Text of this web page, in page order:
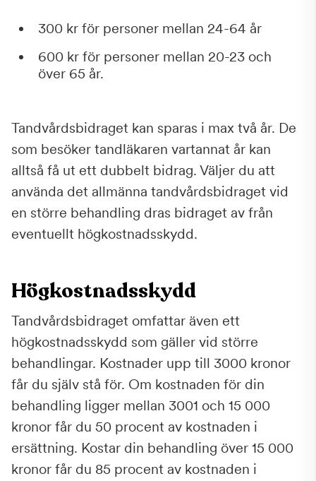
300 kr för personer mellan 24-64 år
600 kr för personer mellan 20-23 och
över 65 år.
Tandvårdsbidraget kan sparas i max två år. De
som besöker tandläkaren vartannat år kan
alltså få ut ett dubbelt bidrag. Väljer du att
använda det allmänna tandvårdsbidraget vid
en större behandling dras bidraget av från
eventuellt högkostnadsskydd.
Högkostnadsskydd
Tandvårdsbidraget omfattar även ett
högkostnadsskydd som gäller vid större
behandlingar. Kostnader upp till 3000 kronor
får du själv stå för. Om kostnaden för din
behandling ligger mellan 3001 och 15 000
kronor får du 50 procent av kostnaden i
ersättning. Kostar din behandling över 15 000
kronor får du 85 procent av kostnaden i